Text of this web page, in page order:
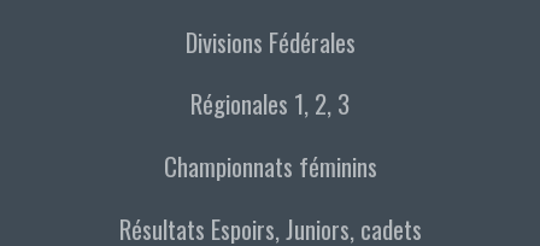
Divisions Fédérales
Régionales 1, 2, 3
Championnats féminins
Résultats Espoirs, Juniors, cadets